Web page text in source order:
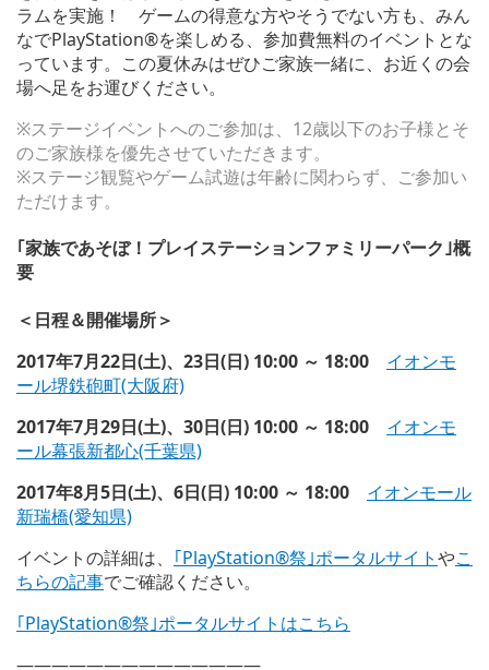
ラムを実施！ ゲームの得意な方やそうでない方も、みん
なでPlayStation®を楽しめる、参加費無料のイベントとな
っています。この夏休みはぜひご家族一緒に、お近くの会
場へ足をお運びください。
※ステージイベントへのご参加は、12歳以下のお子様とそ
のご家族様を優先させていただきます。
※ステージ観覧やゲーム試遊は年齢に関わらず、ご参加い
ただけます。
｢家族であそぼ！プレイステーションファミリーパーク｣概
要
＜日程＆開催場所＞
2017年7月22日(土)、23日(日) 10:00 ～ 18:00
イオンモ
ール堺鉄砲町(大阪府)
2017年7月29日(土)、30日(日) 10:00 ～ 18:00
イオンモ
ール幕張新都心(千葉県)
2017年8月5日(土)、6日(日) 10:00 ～ 18:00
イオンモール
新瑞橋(愛知県)
イベントの詳細は、 ｢PlayStation®祭｣ポータルサイトやこ
ちらの記事でご確認ください。
｢PlayStation®祭｣ポータルサイトはこちら
——————————————